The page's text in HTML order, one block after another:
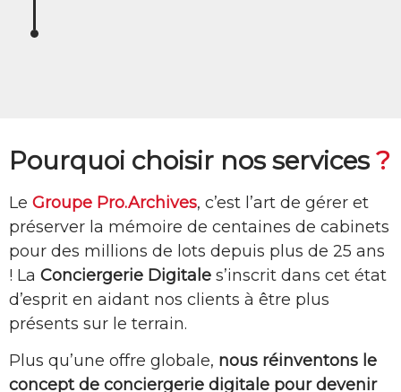
Pourquoi choisir nos services ?
Le Groupe Pro.Archives, c’est l’art de gérer et
préserver la mémoire de centaines de cabinets
pour des millions de lots depuis plus de 25 ans
! La Conciergerie Digitale s’inscrit dans cet état
d’esprit en aidant nos clients à être plus
présents sur le terrain.​​
Plus qu’une offre globale, nous réinventons le
concept de conciergerie digitale pour devenir